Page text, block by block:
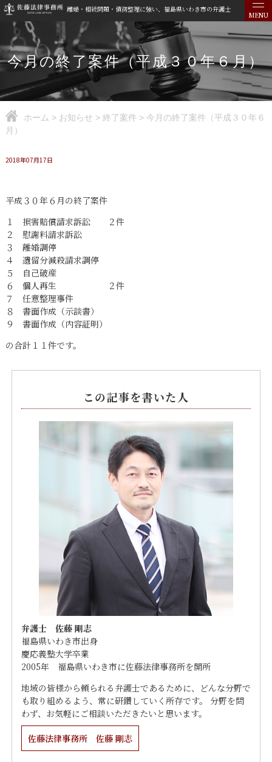
離婚・相続問題・債務整理に強い、福島県いわき市の弁護士
MENU
今月の終了案件（平成３０年６月）
ホーム > お知らせ > 終了案件 > 今月の終了案件（平成３０年６
月）
2018年07月17日
平成３０年６月の終了案件
１ 損害賠償請求訴訟 ２件
２ 慰謝料請求訴訟
３ 離婚調停
４ 遺留分減殺請求調停
５ 自己破産
６ 個人再生 ２件
７ 任意整理事件
８ 書面作成（示談書）
９ 書面作成（内容証明）
の合計１１件です。
この記事を書いた人
弁護士 佐藤 剛志
福島県いわき市出身
慶応義塾大学卒業
2005年 福島県いわき市に佐藤法律事務所を開所
地域の皆様から頼られる弁護士であるために、どんな分野で
も取り組めるよう、常に研鑽していく所存です。 分野を問
わず、お気軽にご相談いただきたいと思います。
佐藤法律事務所 佐藤 剛志